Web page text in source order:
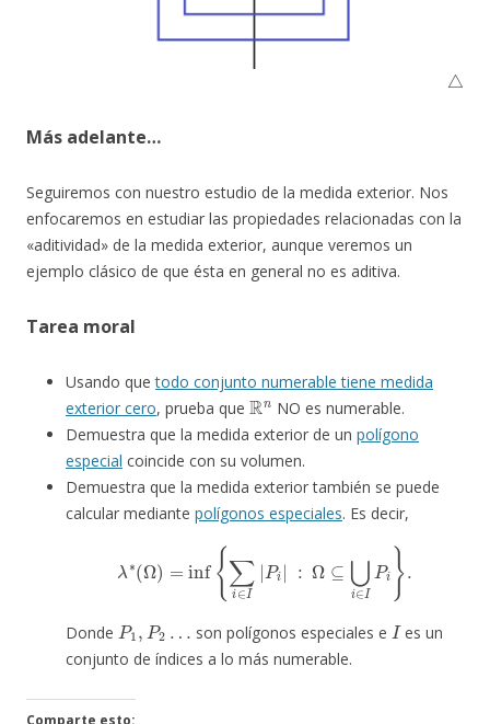
△
Más adelante…
Seguiremos con nuestro estudio de la medida exterior. Nos
enfocaremos en estudiar las propiedades relacionadas con la
«aditividad» de la medida exterior, aunque veremos un
ejemplo clásico de que ésta en general no es aditiva.
Tarea moral
Usando quetodo conjunto numerable tiene medida
exterior cero, prueba que
Rn
NO es numerable.
Demuestra que la medida exterior de un polígono
especial coincide con su volumen.
Demuestra que la medida exterior también se puede
calcular mediante polígonos especiales. Es decir,
∑ i}
Donde
P1 P2
son polígonos especiales e
I
es un
conjunto de índices a lo más numerable.
Comparte esto: